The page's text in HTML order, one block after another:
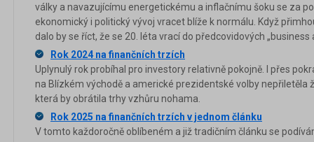
války a navazujícímu energetickému a inflačnímu šoku se za
ekonomický i politický vývoj vracet blíže k normálu. Když
dalo by se říct, že se 20. léta vrací do předcovidových „business
Rok 2024 na finančních trzích
Uplynulý rok probíhal pro investory relativně pokojně. I přes
na Blízkém východě a americké prezidentské volby nepřiletěla
která by obrátila trhy vzhůru nohama.
Rok 2025 na finančních trzích v jednom článku
V tomto každoročně oblíbeném a již tradičním článku se